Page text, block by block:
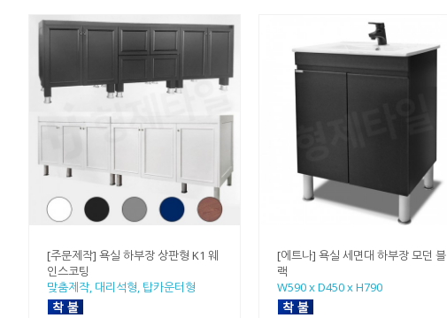
[주문제작] 욕실 하부장 상판형 K1 웨
인스코팅
맞춤제작, 대리석형, 탑카운터형
[에트나] 욕실 세면대 하부장 모던 블
랙
W590 x D450 x H790